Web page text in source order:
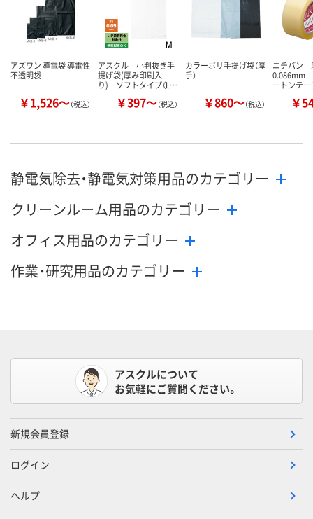
アズワン 導電袋 導電性
不透明袋
￥1,526～（税込）
アスクル 小判抜き手
提げ袋(厚み印刷入
り) ソフトタイプ（L…
￥397～（税込）
カラーポリ手提げ袋（厚
手）
￥860～（税込）
ニチバン
ートンテ
￥
静電気除去・静電気対策用品のカテゴリー
クリーンルーム用品のカテゴリー
オフィス用品のカテゴリー
作業・研究用品のカテゴリー
アスクルについて
お気軽にご質問ください。
新規会員登録
ログイン
ヘルプ